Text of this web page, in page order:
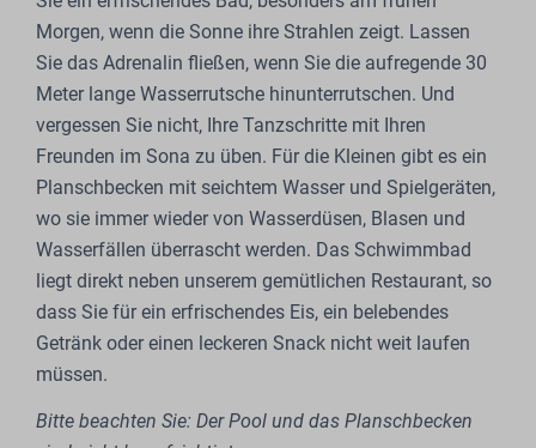
Morgen, wenn die Sonne ihre Strahlen zeigt. Lassen
Sie das Adrenalin fließen, wenn Sie die aufregende 30
Meter lange Wasserrutsche hinunterrutschen. Und
vergessen Sie nicht, Ihre Tanzschritte mit Ihren
Freunden im Sona zu üben. Für die Kleinen gibt es ein
Planschbecken mit seichtem Wasser und Spielgeräten,
wo sie immer wieder von Wasserdüsen, Blasen und
Wasserfällen überrascht werden. Das Schwimmbad
liegt direkt neben unserem gemütlichen Restaurant, so
dass Sie für ein erfrischendes Eis, ein belebendes
Getränk oder einen leckeren Snack nicht weit laufen
müssen.
Bitte beachten Sie: Der Pool und das Planschbecken